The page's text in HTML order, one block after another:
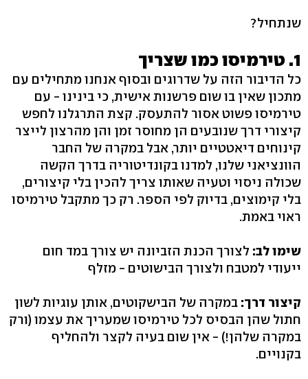
שנתחיל?
1. טירמיסו כמו שצריך
כל הדיבור הזה על שדרוגים ובסוף אנחנו מתחילים עם
מתכון שאין בו שום פרשנות אישית, כי בינינו - עם
טירמיסו פשוט אסור להתעסק. קצת התרגלנו לחפש
קיצורי דרך שנובעים הן מחוסר זמן והן מהרצון לייצר
קינוחים דיאטטיים יותר, אבל במקרה של החבר
הוונציאני שלנו, למדנו בקונדיטוריה בדרך הקשה
שכולה ניסוי וטעיה שאותו צריך להכין בלי קיצורים,
בלי קימוצים, בדיוק לפי הספר. רק כך מתקבל טירמיסו
ראוי באמת.
שימו לב: לצורך הכנת הזביונה יש צורך במד חום
ייעודי למטבח ולצורך הבישוטים - מזלף
קיצור דרך: במקרה של הבישקוטים, אותן עוגיות לשון
חתול שהן הבסיס לכל טירמיסו שמעריך את עצמו (ורק
במקרה שלהן!) - אין שום בעיה לקצר ולהחליף
בקנויים.